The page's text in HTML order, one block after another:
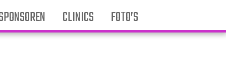
CLINICS FOTO’S